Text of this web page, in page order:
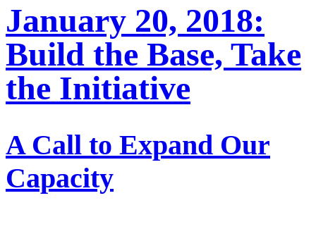
January 20, 2018:
Build the Base, Take
the Initiative
A Call to Expand Our
Capacity